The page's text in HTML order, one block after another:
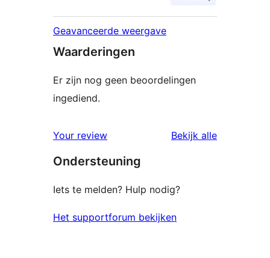
Geavanceerde weergave
Waarderingen
Er zijn nog geen beoordelingen
ingediend.
Your review Bekijk alle
Ondersteuning
Iets te melden? Hulp nodig?
Het supportforum bekijken